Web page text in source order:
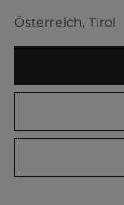
Österreich, Tirol